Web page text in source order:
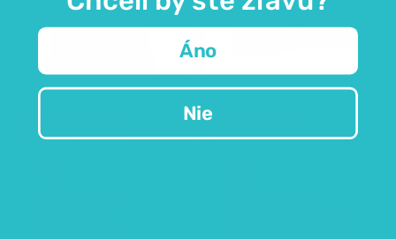
Konský balzam Harpagofyt balzam
Áno
Nie